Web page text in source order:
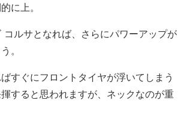
に上。
コルサとなれば、さらにパワーアップが
。
すぐにフロントタイヤが浮いてしまう
すると思われますが、ネックなのが重